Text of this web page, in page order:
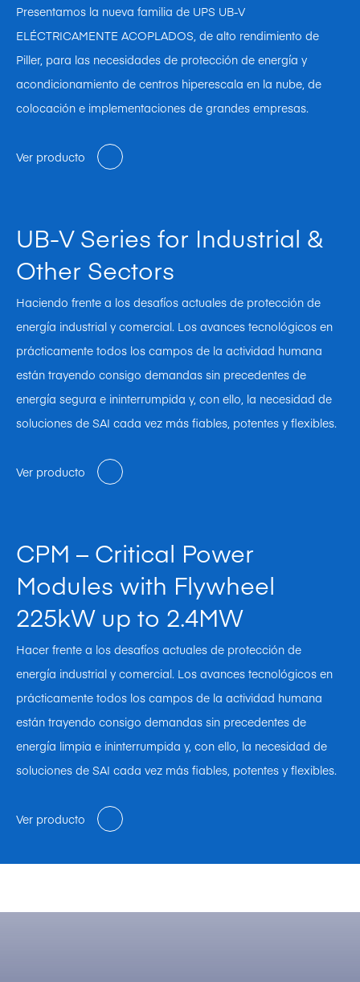
Presentamos la nueva familia de UPS UB-V
ELÉCTRICAMENTE ACOPLADOS, de alto rendimiento de
Piller, para las necesidades de protección de energía y
acondicionamiento de centros hiperescala en la nube, de
colocación e implementaciones de grandes empresas.
Ver producto
UB-V Series for Industrial &
Other Sectors
Haciendo frente a los desafíos actuales de protección de
energía industrial y comercial. Los avances tecnológicos en
prácticamente todos los campos de la actividad humana
están trayendo consigo demandas sin precedentes de
energía segura e ininterrumpida y, con ello, la necesidad de
soluciones de SAI cada vez más fiables, potentes y flexibles.
Ver producto
CPM – Critical Power
Modules with Flywheel
225kW up to 2.4MW
Hacer frente a los desafíos actuales de protección de
energía industrial y comercial. Los avances tecnológicos en
prácticamente todos los campos de la actividad humana
están trayendo consigo demandas sin precedentes de
energía limpia e ininterrumpida y, con ello, la necesidad de
soluciones de SAI cada vez más fiables, potentes y flexibles.
Ver producto